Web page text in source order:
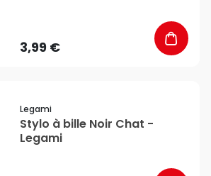
3,99 €
Legami
Stylo à bille Noir Chat -
Legami